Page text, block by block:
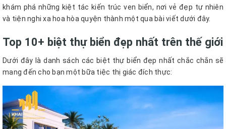
khám phá những kiệt tác kiến trúc ven biển, nơi vẻ đẹp tự nhiên
và tiện nghi xa hoa hòa quyện thành một qua bài viết dưới đây.
Top 10+ biệt thự biển đẹp nhất trên thế giới
Dưới đây là danh sách các biệt thự biển đẹp nhất chắc chắn sẽ
mang đến cho bạn một bữa tiệc thị giác đích thực: